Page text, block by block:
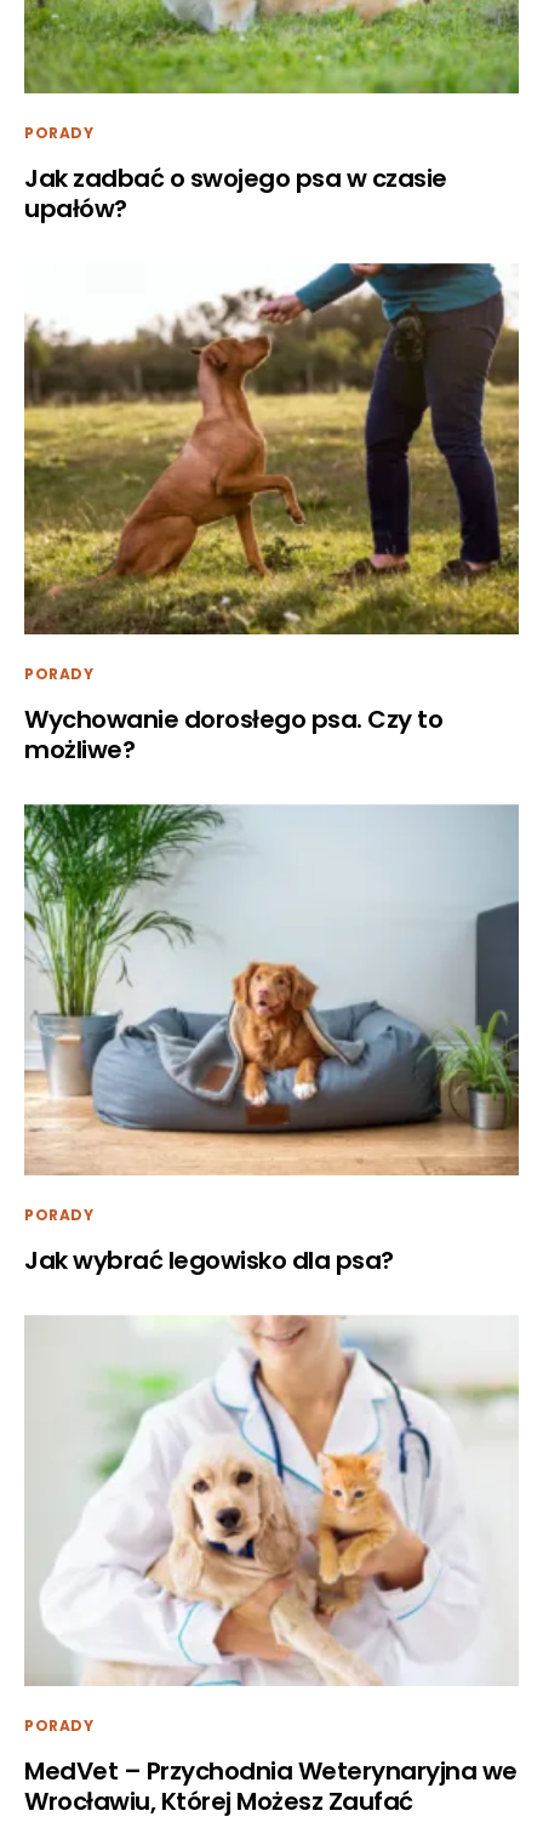
PORADY
Jak zadbać o swojego psa w czasie
upałów?
PORADY
Wychowanie dorosłego psa. Czy to
możliwe?
PORADY
Jak wybrać legowisko dla psa?
PORADY
MedVet – Przychodnia Weterynaryjna we
Wrocławiu, Której Możesz Zaufać